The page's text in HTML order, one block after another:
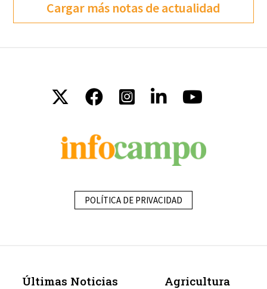
Cargar más notas de actualidad
POLÍTICA DE PRIVACIDAD
Últimas Noticias
Agricultura